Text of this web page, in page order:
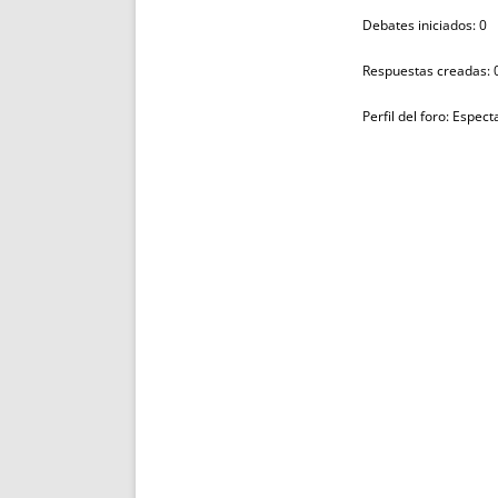
Debates iniciados: 0
Respuestas creadas:
Perfil del foro: